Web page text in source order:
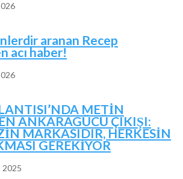
aranan Recep
acı haber!
METİN
ANKARAGÜCÜ ÇIKIŞI:
MARKASIDIR, HERKESİN
GEREKİYOR
2025